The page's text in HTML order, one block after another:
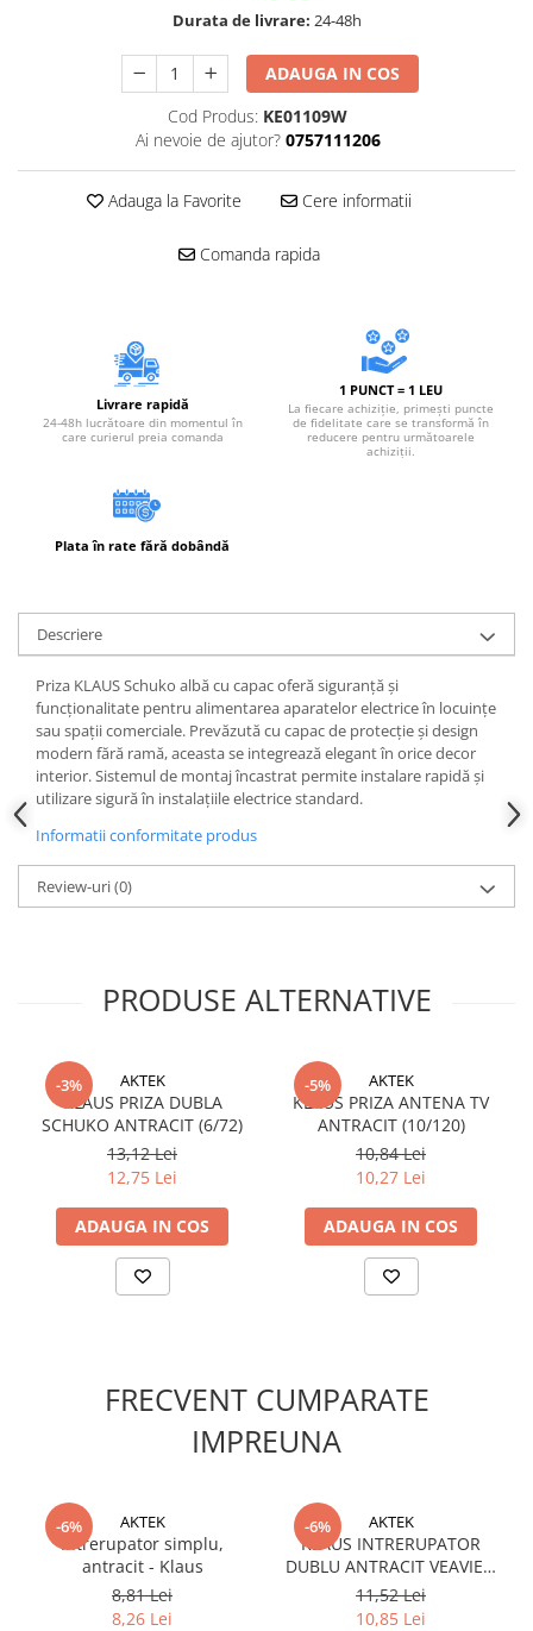
Durata de livrare: 24-48h
ADAUGA IN COS
Cod Produs: KE01109W
Ai nevoie de ajutor? 0757111206
Adauga la Favorite Cere informatii
Comanda rapida
Livrare rapidă
24-48h lucrătoare din momentul în
care curierul preia comanda
1 PUNCT = 1 LEU
La fiecare achiziție, primești puncte
de fidelitate care se transformă în
reducere pentru următoarele
achiziții.
Plata în rate fără dobândă
Descriere
Priza KLAUS Schuko albă cu capac oferă siguranță și
funcționalitate pentru alimentarea aparatelor electrice în locuințe
sau spații comerciale. Prevăzută cu capac de protecție și design
modern fără ramă, aceasta se integrează elegant în orice decor
interior. Sistemul de montaj încastrat permite instalare rapidă și
utilizare sigură în instalațiile electrice standard.
Informatii conformitate produs
Review-uri(0)
PRODUSE ALTERNATIVE
-3% AKTEK
KLAUS PRIZA DUBLA
SCHUKO ANTRACIT (6/72)
13,12 Lei
12,75 Lei
ADAUGA IN COS
-5% AKTEK
KLAUS PRIZA ANTENA TV
ANTRACIT (10/120)
10,84 Lei
10,27 Lei
ADAUGA IN COS
FRECVENT CUMPARATE
IMPREUNA
-6% AKTEK
Intrerupator simplu,
antracit - Klaus
8,81 Lei
8,26 Lei
-6% AKTEK
KLAUS INTRERUPATOR
DUBLU ANTRACIT VEAVIEN
(10/120) CAP-SCARA
11,52 Lei
10,85 Lei